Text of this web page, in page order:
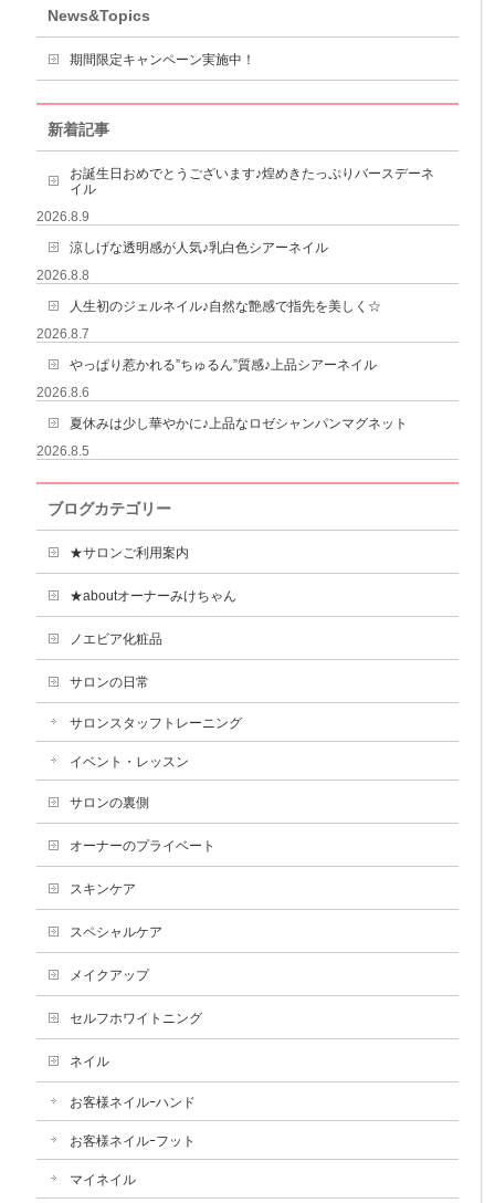
News&Topics
期間限定キャンペーン実施中！
新着記事
お誕生日おめでとうございます♪煌めきたっぷりバースデーネ
イル
2026.8.9
涼しげな透明感が人気♪乳白色シアーネイル
2026.8.8
人生初のジェルネイル♪自然な艶感で指先を美しく☆
2026.8.7
やっぱり惹かれる”ちゅるん”質感♪上品シアーネイル
2026.8.6
夏休みは少し華やかに♪上品なロゼシャンパンマグネット
2026.8.5
ブログカテゴリー
★サロンご利用案内
★aboutオーナーみけちゃん
ノエビア化粧品
サロンの日常
サロンスタッフトレーニング
イベント・レッスン
サロンの裏側
オーナーのプライベート
スキンケア
スペシャルケア
メイクアップ
セルフホワイトニング
ネイル
お客様ネイルｰハンド
お客様ネイルｰフット
マイネイル